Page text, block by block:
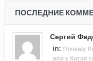
ПОСЛЕДНИЕ
Сергий
in: Почему
или у Китая